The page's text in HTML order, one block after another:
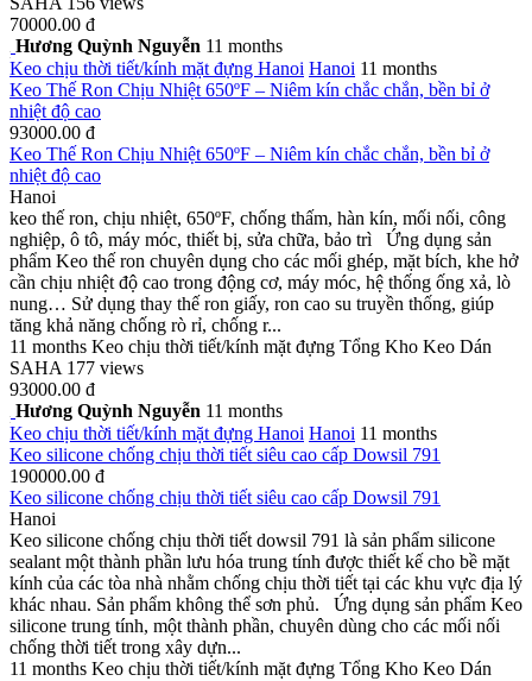
70000.00 đ
Hương Quỳnh Nguyễn 11 months
Keo chịu thời tiết/kính mặt đựng Hanoi Hanoi 11 months
Keo Thế Ron Chịu Nhiệt 650ºF – Niêm kín chắc chắn, bền bỉ ở
nhiệt độ cao
93000.00 đ
Keo Thế Ron Chịu Nhiệt 650ºF – Niêm kín chắc chắn, bền bỉ ở
nhiệt độ cao
Hanoi
keo thế ron, chịu nhiệt, 650ºF, chống thấm, hàn kín, mối nối, công
nghiệp, ô tô, máy móc, thiết bị, sửa chữa, bảo trì Ứng dụng sản
phẩm Keo thế ron chuyên dụng cho các mối ghép, mặt bích, khe hở
cần chịu nhiệt độ cao trong động cơ, máy móc, hệ thống ống xả, lò
nung… Sử dụng thay thế ron giấy, ron cao su truyền thống, giúp
tăng khả năng chống rò rỉ, chống r...
11 months Keo chịu thời tiết/kính mặt đựng Tổng Kho Keo Dán
SAHA 177 views
93000.00 đ
Hương Quỳnh Nguyễn 11 months
Keo chịu thời tiết/kính mặt đựng Hanoi Hanoi 11 months
Keo silicone chống chịu thời tiết siêu cao cấp Dowsil 791
190000.00 đ
Keo silicone chống chịu thời tiết siêu cao cấp Dowsil 791
Hanoi
Keo silicone chống chịu thời tiết dowsil 791 là sản phẩm silicone
sealant một thành phần lưu hóa trung tính được thiết kế cho bề mặt
kính của các tòa nhà nhằm chống chịu thời tiết tại các khu vực địa lý
khác nhau. Sản phẩm không thể sơn phủ. Ứng dụng sản phẩm Keo
silicone trung tính, một thành phần, chuyên dùng cho các mối nối
chống thời tiết trong xây dựn...
11 months Keo chịu thời tiết/kính mặt đựng Tổng Kho Keo Dán